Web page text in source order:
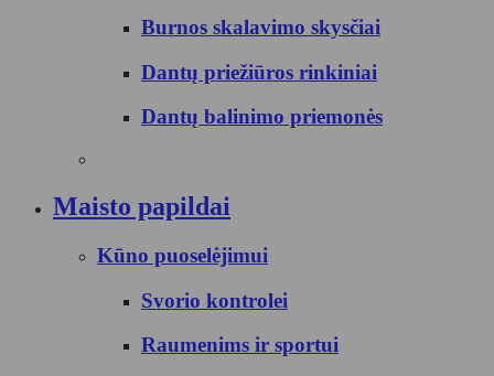
Burnos skalavimo skysčiai
Dantų priežiūros rinkiniai
Dantų balinimo priemonės
Maisto papildai
Kūno puoselėjimui
Svorio kontrolei
Raumenims ir sportui